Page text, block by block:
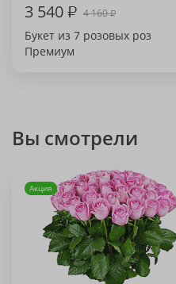
3 540₽ 4 160₽
Букет из 7 розовых роз
Премиум
Вы смотрели
Акция